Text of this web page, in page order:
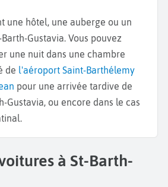
une hôtel, une auberge ou un
Gustavia. Vous pouvez
une nuit dans une chambre
de l'aéroport Saint-Barthélemy
pour une arrivée tardive de
Gustavia, ou encore dans le cas
à St-Barth-